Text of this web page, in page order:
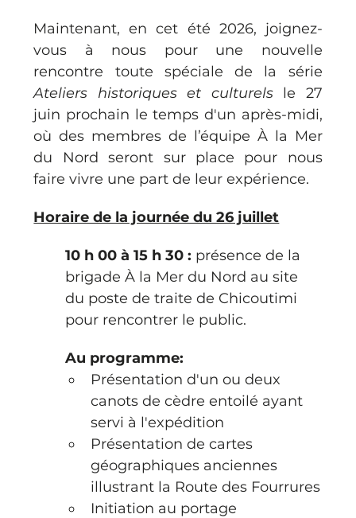
Maintenant, en cet été 2026, joignez-
vous à nous pour une nouvelle
Ateliers historiques et culturels le 27
juin prochain le temps d'un après-midi,
où des membres de l’équipe À la Mer
du Nord seront sur place pour nous
faire vivre une part de leur expérience.
Horaire de la journée du 26 juillet
10 h 00 à 15 h 30 : présence de la
brigade À la Mer du Nord au site
du poste de traite de Chicoutimi
pour rencontrer le public.
Au programme:
Présentation d'un ou deux
canots de cèdre entoilé ayant
servi à l'expédition
Présentation de cartes
géographiques anciennes
illustrant la Route des Fourrures
Initiation au portage